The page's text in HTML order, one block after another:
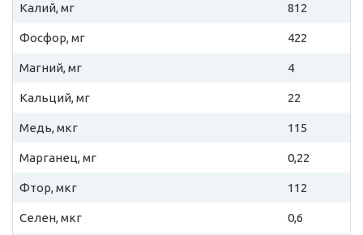
Калий, мг 812
Фосфор, мг 422
Магний, мг 4
Кальций, мг 22
Медь, мкг 115
Марганец, мг 0,22
Фтор, мкг 112
Селен, мкг 0,6